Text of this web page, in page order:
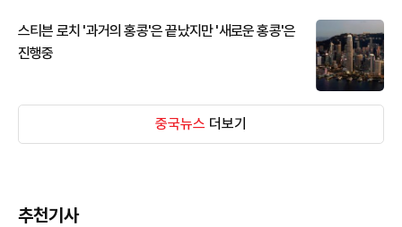
스티븐 로치 '과거의 홍콩'은 끝났지만 '새로운 홍콩'은
진행중
중국뉴스 더보기
추천기사